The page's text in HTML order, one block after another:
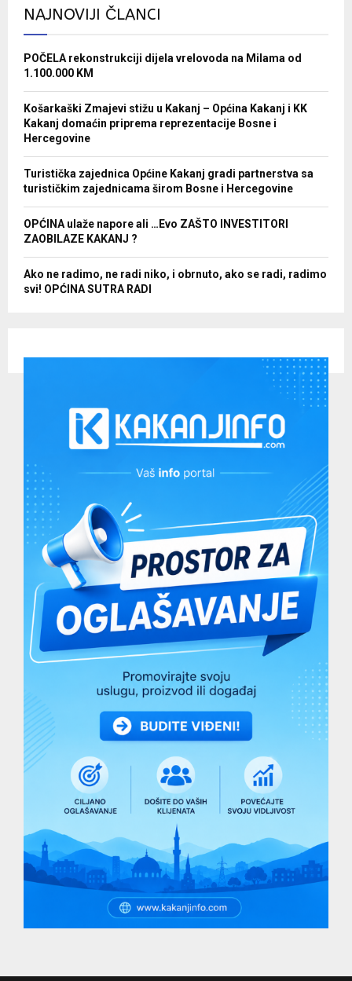
NAJNOVIJI ČLANCI
POČELA rekonstrukciji dijela vrelovoda na Milama od
1.100.000 KM
Košarkaški Zmajevi stižu u Kakanj – Općina Kakanj i KK
Kakanj domaćin priprema reprezentacije Bosne i
Hercegovine
Turistička zajednica Općine Kakanj gradi partnerstva sa
turističkim zajednicama širom Bosne i Hercegovine
OPĆINA ulaže napore ali …Evo ZAŠTO INVESTITORI
ZAOBILAZE KAKANJ ?
Ako ne radimo, ne radi niko, i obrnuto, ako se radi, radimo
svi! OPĆINA SUTRA RADI